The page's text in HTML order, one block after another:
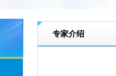
专家介绍